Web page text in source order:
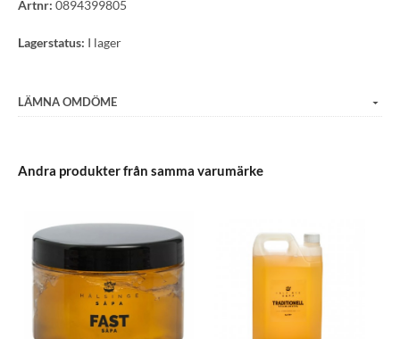
Artnr: 0894399805
Lagerstatus: I lager
LÄMNA OMDÖME
Andra produkter från samma varumärke